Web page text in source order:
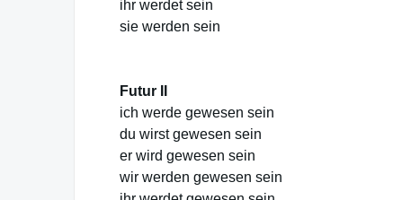
ihr werdet sein
sie werden sein
Futur II
ich werde gewesen sein
du wirst gewesen sein
er wird gewesen sein
wir werden gewesen sein